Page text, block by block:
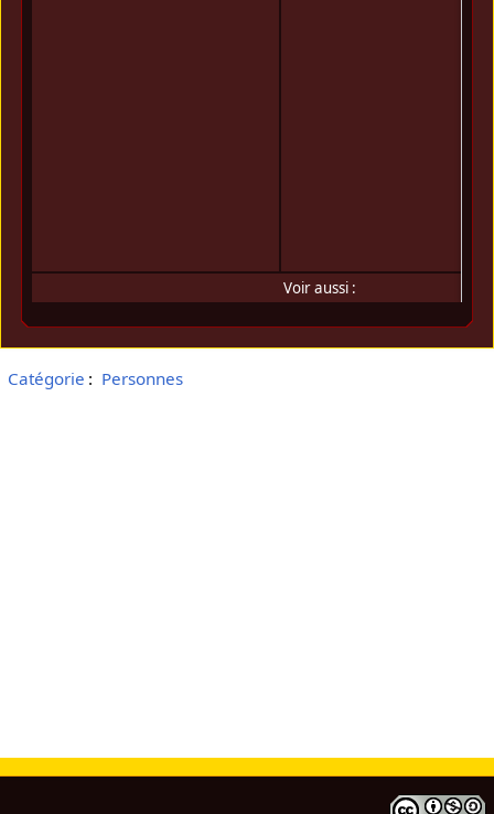
Voir aussi :
Catégorie : Personnes